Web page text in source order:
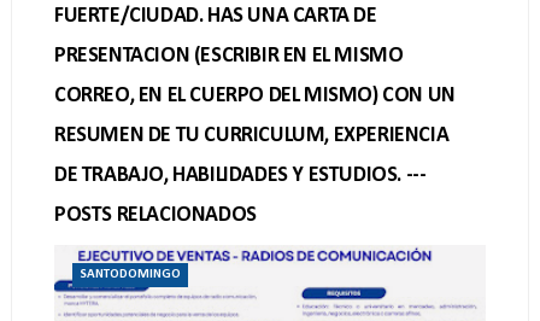
FUERTE/CIUDAD. HAS UNA CARTA DE
PRESENTACION (ESCRIBIR EN EL MISMO
CORREO, EN EL CUERPO DEL MISMO) CON UN
RESUMEN DE TU CURRICULUM, EXPERIENCIA
DE TRABAJO, HABILIDADES Y ESTUDIOS. ---
POSTS RELACIONADOS
SANTODOMINGO